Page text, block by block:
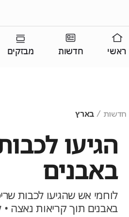
ראשי חדשות מבזקים
חדשות בארץ
הגיעו
באבנים
לוחמי אש שהגיעו לכבות
באבנים תוך קריאות נאצה •